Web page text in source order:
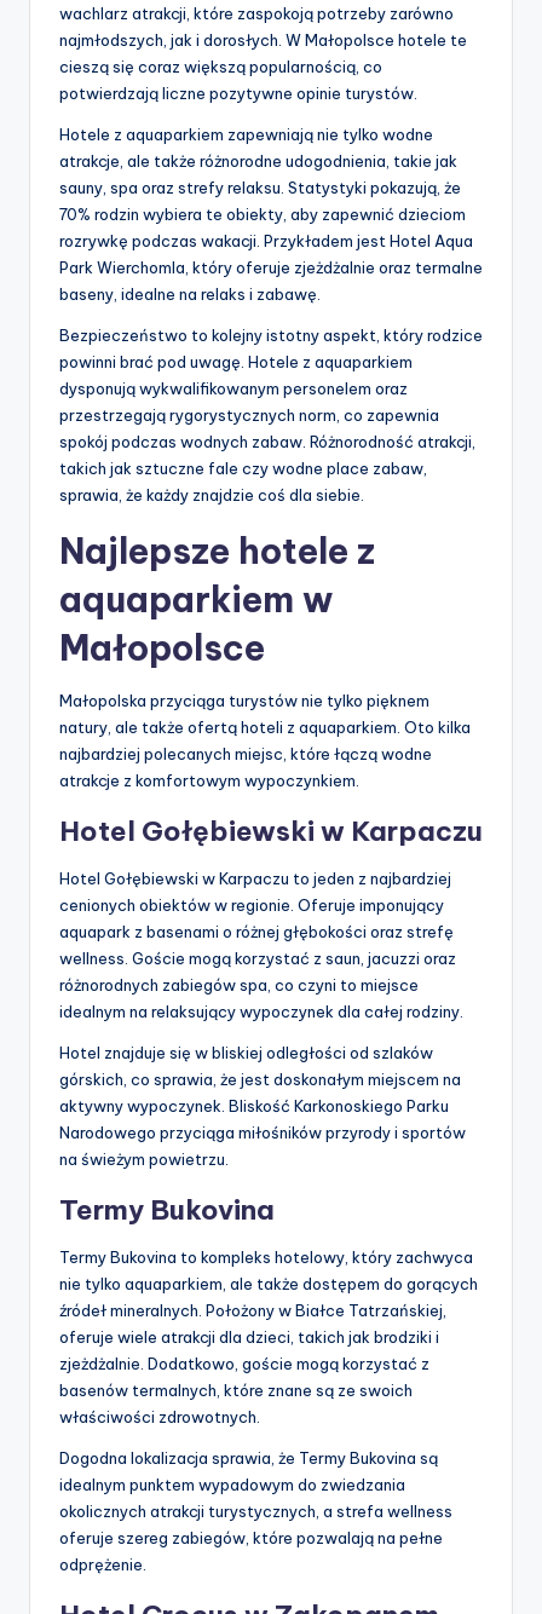
wachlarz atrakcji, które zaspokoją potrzeby zarówno
najmłodszych, jak i dorosłych. W Małopolsce hotele te
cieszą się coraz większą popularnością, co
potwierdzają liczne pozytywne opinie turystów.
Hotele z aquaparkiem zapewniają nie tylko wodne
atrakcje, ale także różnorodne udogodnienia, takie jak
sauny, spa oraz strefy relaksu. Statystyki pokazują, że
70% rodzin wybiera te obiekty, aby zapewnić dzieciom
rozrywkę podczas wakacji. Przykładem jest Hotel Aqua
Park Wierchomla, który oferuje zjeżdżalnie oraz termalne
baseny, idealne na relaks i zabawę.
Bezpieczeństwo to kolejny istotny aspekt, który rodzice
powinni brać pod uwagę. Hotele z aquaparkiem
dysponują wykwalifikowanym personelem oraz
przestrzegają rygorystycznych norm, co zapewnia
spokój podczas wodnych zabaw. Różnorodność atrakcji,
takich jak sztuczne fale czy wodne place zabaw,
sprawia, że każdy znajdzie coś dla siebie.
Najlepsze hotele z
aquaparkiem w
Małopolsce
Małopolska przyciąga turystów nie tylko pięknem
natury, ale także ofertą hoteli z aquaparkiem. Oto kilka
najbardziej polecanych miejsc, które łączą wodne
atrakcje z komfortowym wypoczynkiem.
Hotel Gołębiewski w Karpaczu
Hotel Gołębiewski w Karpaczu to jeden z najbardziej
cenionych obiektów w regionie. Oferuje imponujący
aquapark z basenami o różnej głębokości oraz strefę
wellness. Goście mogą korzystać z saun, jacuzzi oraz
różnorodnych zabiegów spa, co czyni to miejsce
idealnym na relaksujący wypoczynek dla całej rodziny.
Hotel znajduje się w bliskiej odległości od szlaków
górskich, co sprawia, że jest doskonałym miejscem na
aktywny wypoczynek. Bliskość Karkonoskiego Parku
Narodowego przyciąga miłośników przyrody i sportów
na świeżym powietrzu.
Termy Bukovina
Termy Bukovina to kompleks hotelowy, który zachwyca
nie tylko aquaparkiem, ale także dostępem do gorących
źródeł mineralnych. Położony w Białce Tatrzańskiej,
oferuje wiele atrakcji dla dzieci, takich jak brodziki i
zjeżdżalnie. Dodatkowo, goście mogą korzystać z
basenów termalnych, które znane są ze swoich
właściwości zdrowotnych.
Dogodna lokalizacja sprawia, że Termy Bukovina są
idealnym punktem wypadowym do zwiedzania
okolicznych atrakcji turystycznych, a strefa wellness
oferuje szereg zabiegów, które pozwalają na pełne
odprężenie.